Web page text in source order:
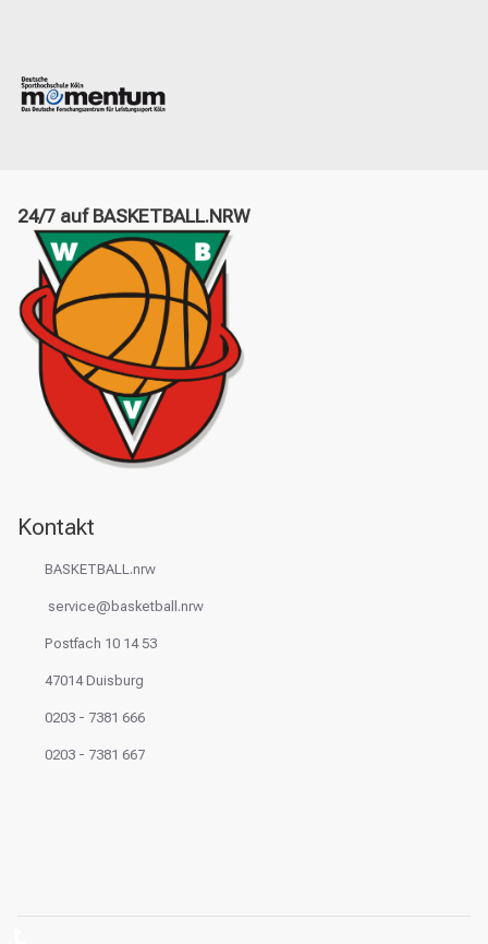
24/7 auf BASKETBALL.NRW
Kontakt
BASKETBALL.nrw
service@basketball.nrw
Postfach 10 14 53
47014 Duisburg
0203 - 7381 666
0203 - 7381 667